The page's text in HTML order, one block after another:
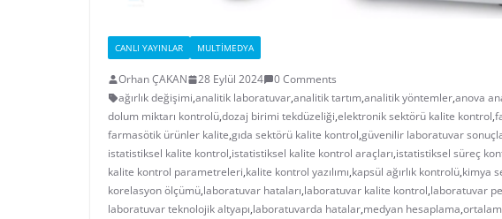
CANLI YAYINLAR MULTIMEDYA
Orhan ÇAKAN 28 Eylül 2024
0 Comments
ağırlık değişimi,analitik laboratuvar,analitik tartım,analitik yöntemler,anova
dolum miktarı kontrolü,dozaj birimi tekdüzeliği,elektronik sektörü kalite kontrol,
farmasötik ürünler kalite,gıda sektörü kalite kontrol,güvenilir laboratuvar
istatistiksel kalite kontrol,istatistiksel kalite kontrol araçları,istatistiksel süreç
kalite kontrol parametreleri,kalite kontrol yazılımı,kapsül ağırlık kontrolü,kimya
korelasyon ölçümü,laboratuvar hataları,laboratuvar kalite kontrol,laboratuvar
laboratuvar teknolojik altyapı,laboratuvarda hatalar,medyan hesaplama,